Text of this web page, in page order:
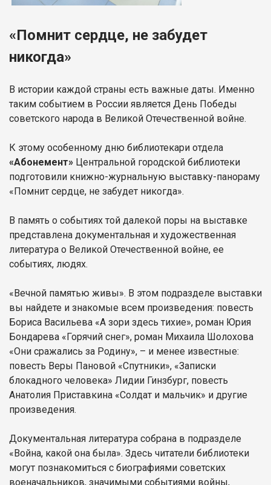
«Помнит сердце, не забудет
никогда»
В истории каждой страны есть важные даты. Именно
таким событием в России является День Победы
советского народа в Великой Отечественной войне.
К этому особенному дню библиотекари отдела
«Абонемент» Центральной городской библиотеки
подготовили книжно-журнальную выставку-панораму
«Помнит сердце, не забудет никогда».
В память о событиях той далекой поры на выставке
представлена документальная и художественная
литература о Великой Отечественной войне, ее
событиях, людях.
«Вечной памятью живы». В этом подразделе выставки
вы найдете и знакомые всем произведения: повесть
Бориса Васильева «А зори здесь тихие», роман Юрия
Бондарева «Горячий снег», роман Михаила Шолохова
«Они сражались за Родину», – и менее известные:
повесть Веры Пановой «Спутники», «Записки
блокадного человека» Лидии Гинзбург, повесть
Анатолия Приставкина «Солдат и мальчик» и другие
произведения.
Документальная литература собрана в подразделе
«Война, какой она была». Здесь читатели библиотеки
могут познакомиться с биографиями советских
военачальников, значимыми событиями войны,